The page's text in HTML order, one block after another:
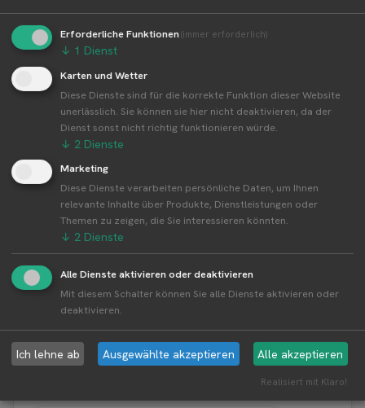
Weitere Standorte von Neumann‘s
Erntegarten
Neumann‘s Erntegarten betreibt 12 Standorte
Alle Standorte von Neumann‘s Erntegarten↗
Kompakte Übersicht aller Standorte inkl.
Firmensitz von Neumann‘s Erntegarten in einer
Karte und als Liste amzeigen.
Aktuelle Infos zur Region 14469 Potsdam
Erntewetter für Potsdam
Aktuelles Wetter in der Umgebung von Potsdam
Erforderliche Funktionen(immer erforderlich)
↓ 1 Dienst
Karten und Wetter
Diese Dienste sind für die korrekte Funktion dieser Website
unerlässlich. Sie können sie hier nicht deaktivieren, da der
Dienst sonst nicht richtig funktionieren würde.
↓ 2 Dienste
Marketing
Diese Dienste verarbeiten persönliche Daten, um Ihnen
relevante Inhalte über Produkte, Dienstleistungen oder
Themen zu zeigen, die Sie interessieren könnten.
↓ 2 Dienste
Alle Dienste aktivieren oder deaktivieren
Mit diesem Schalter können Sie alle Dienste aktivieren oder
deaktivieren.
Ich lehne ab Ausgewählte akzeptieren Alle akzeptieren
Realisiert mit Klaro!